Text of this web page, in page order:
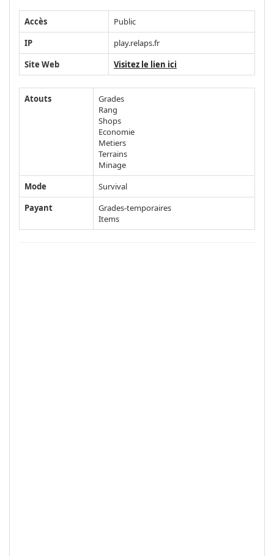
Accès
Public
IP
play.relaps.fr
Site Web
Visitez le lien ici
Atouts
Grades
Rang
Shops
Economie
Metiers
Terrains
Minage
Mode
Survival
Payant
Grades-temporaires
Items